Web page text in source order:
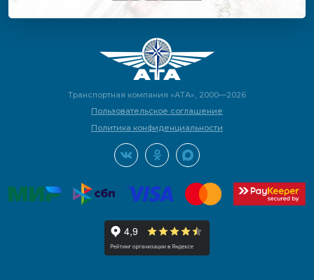
Транспортная компания «АТА», 2000—2026
Пользовательское соглашение
Политика конфиденциальности